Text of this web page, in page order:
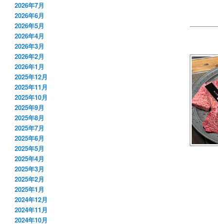
2026年7月
2026年6月
2026年5月
2026年4月
2026年3月
2026年2月
2026年1月
2025年12月
2025年11月
2025年10月
2025年9月
2025年8月
2025年7月
2025年6月
2025年5月
2025年4月
2025年3月
2025年2月
2025年1月
2024年12月
2024年11月
2024年10月